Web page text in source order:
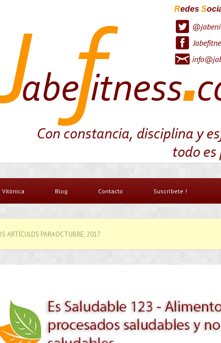
Redes S
Vitónica Blog Contacto Suscríbete !
ARTÍCULOS PARAOCTUBRE, 2017